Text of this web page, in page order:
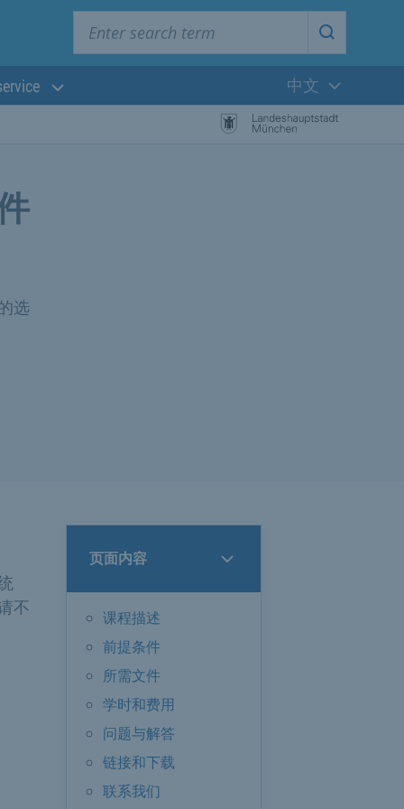
Start
当前语言:
中文
选
页面内容
课程描述
前提条件
所需文件
学时和费用
问题与解答
链接和下载
联系我们
不